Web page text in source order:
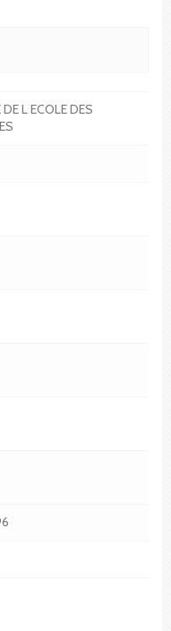
L ECOLE DES